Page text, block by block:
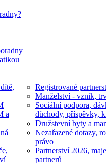
a
Registrované
Manželství - vznik,
Sociální podpora,
důchody, příspěvky,
Družstevní byty a
Nezařazené dotazy,
právo
Partnerství 2026,
partnerů